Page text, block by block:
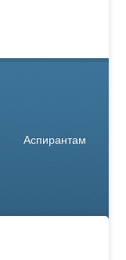
Аспирантам